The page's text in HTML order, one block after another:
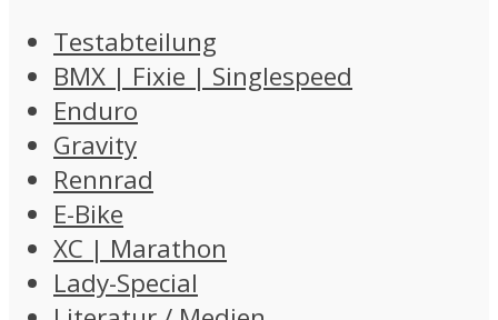
Testabteilung
BMX | Fixie | Singlespeed
Enduro
Gravity
Rennrad
E-Bike
XC | Marathon
Lady-Special